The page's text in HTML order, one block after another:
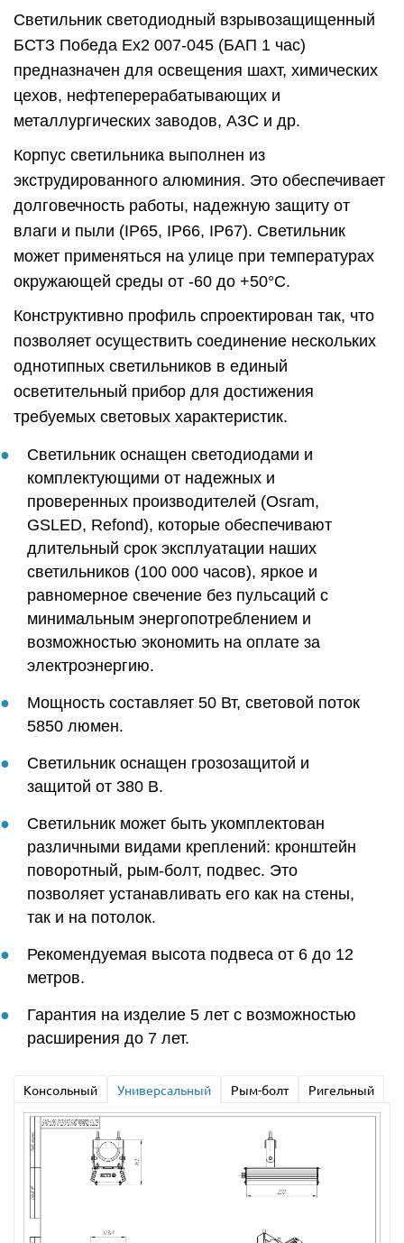
Светильник светодиодный взрывозащищенный
БСТЗ Победа Ex2 007-045 (БАП 1 час)
предназначен для освещения шахт, химических
цехов, нефтеперерабатывающих и
металлургических заводов, АЗС и др.
Корпус светильника выполнен из
экструдированного алюминия. Это обеспечивает
долговечность работы, надежную защиту от
влаги и пыли (IP65, IP66, IP67). Светильник
может применяться на улице при температурах
окружающей среды от -60 до +50°C.
Конструктивно профиль спроектирован так, что
позволяет осуществить соединение нескольких
однотипных светильников в единый
осветительный прибор для достижения
требуемых световых характеристик.
Светильник оснащен светодиодами и
комплектующими от надежных и
проверенных производителей (Osram,
GSLED, Refond), которые обеспечивают
длительный срок эксплуатации наших
светильников (100 000 часов), яркое и
равномерное свечение без пульсаций с
минимальным энергопотреблением и
возможностью экономить на оплате за
электроэнергию.
Мощность составляет 50 Вт, световой поток
5850 люмен.
Светильник оснащен грозозащитой и
защитой от 380 В.
Светильник может быть укомплектован
различными видами креплений: кронштейн
поворотный, рым-болт, подвес. Это
позволяет устанавливать его как на стены,
так и на потолок.
Рекомендуемая высота подвеса от 6 до 12
метров.
Гарантия на изделие 5 лет с возможностью
расширения до 7 лет.
Консольный Универсальный Рым-болт Ригельный